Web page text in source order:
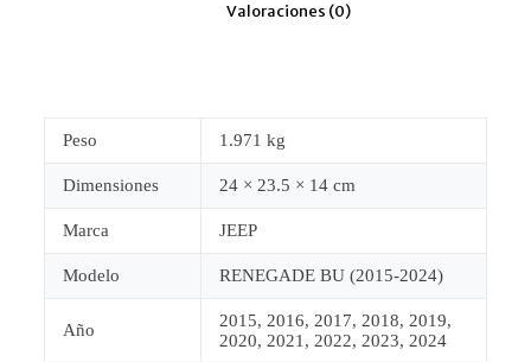
Valoraciones (0)
Peso 1.971 kg
Dimensiones 24 × 23.5 × 14 cm
Marca JEEP
Modelo RENEGADE BU (2015-2024)
Año
2015, 2016, 2017, 2018, 2019,
2020, 2021, 2022, 2023, 2024